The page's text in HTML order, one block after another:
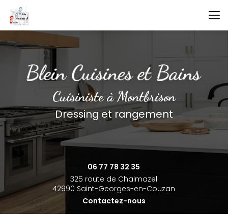
contenu
principal
Cuisiniste à Montbrison
Dressing et rangement
06 77 78 32 35
325 route de Chalmazel
42990 Saint-Georges-en-Couzan
Contactez-nous